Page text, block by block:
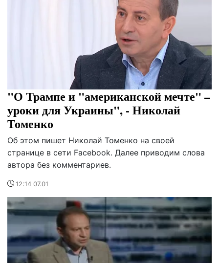
"О Трампе и "американской мечте" –
уроки для Украины", - Николай
Томенко
Об этом пишет Николай Томенко на своей
странице в сети Facebook. Далее приводим слова
автора без комментариев.
12:14 07.01